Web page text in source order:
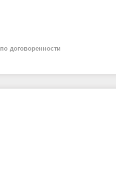
по договоренности